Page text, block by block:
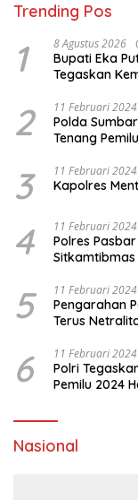
Trending Pos
1 8 Agustus 2026
Bupati Eka
Tegaskan
2 11 Februari 2024
Polda
Tenang
3 11 Februari 2024
Kapolres
4 11 Februari 2024
Polres
Sitkamtibmas
5 11 Februari 2024
Pengarahan
Terus
6 11 Februari 2024
Polri
Pemilu 2024
Nasional